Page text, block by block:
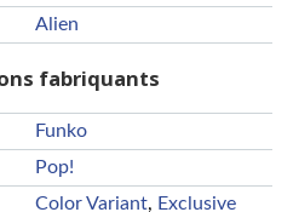
Alien
fabriquants
Funko
Pop!
Color Variant, Exclusive